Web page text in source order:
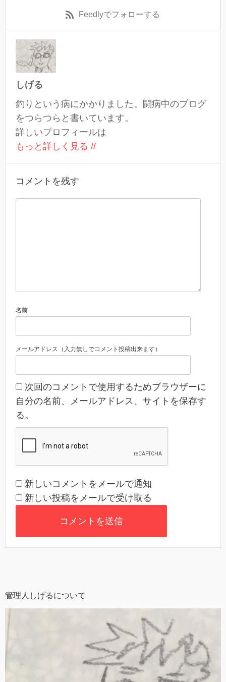
Feedlyでフォローする
しげる
釣りという病にかかりました。闘病中のブログ
をつらつらと書いています。
詳しいプロフィールは
もっと詳しく見る //
コメントを残す
名前
メールアドレス（入力無しでコメント投稿出来ます）
次回のコメントで使用するためブラウザーに
自分の名前、メールアドレス、サイトを保存す
る。
新しいコメントをメールで通知
新しい投稿をメールで受け取る
管理人しげるについて